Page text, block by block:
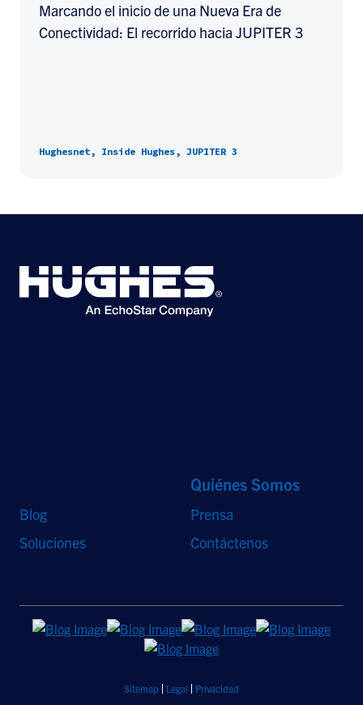
Marcando el inicio de una Nueva Era de
Conectividad: El recorrido hacia JUPITER 3
Hughesnet, Inside Hughes, JUPITER 3
Blog
Soluciones
Quiénes Somos
Prensa
Contáctenos
Sitemap Legal Privacidad